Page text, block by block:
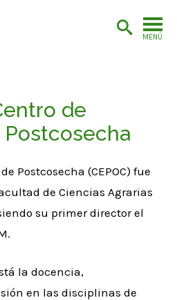
MENÚ
de
Postcosecha (CEPOC) fue
de Ciencias Agrarias
su primer director el
la docencia,
en las disciplinas de